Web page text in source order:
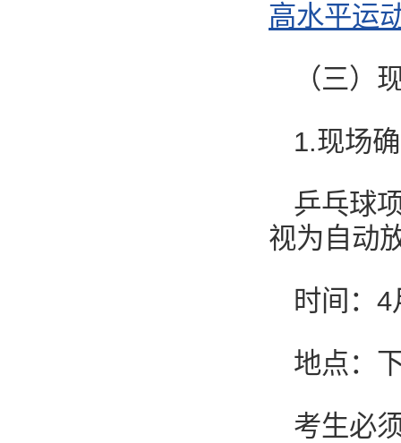
高水平运
（三）
1.现场
乒乓球
视为自动
时间：
地点：
考生必